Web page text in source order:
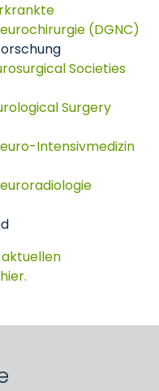
(DGNC)
Societies
Surgery
Intensivmedizin